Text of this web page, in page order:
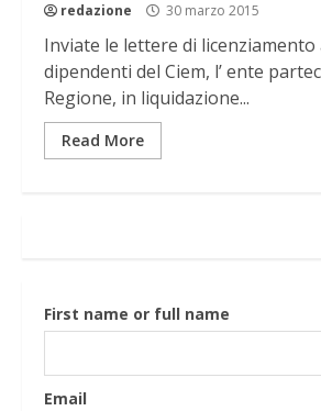
redazione 30 marzo 2015
Inviate le lettere di
dipendenti del Ciem, l’ ente
Regione, in liquidazione...
Read More
First name or full name
Email